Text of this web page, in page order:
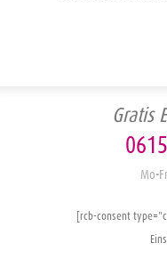
Gratis
Mo-
[rcb-consent